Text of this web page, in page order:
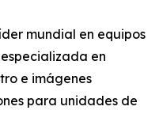
mundial en equipos
en
e imágenes
para unidades de